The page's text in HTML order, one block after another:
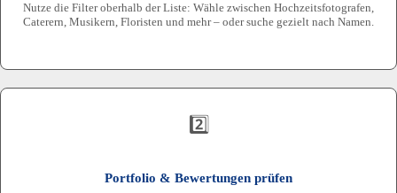
Nutze die Filter oberhalb der Liste: Wähle zwischen Hochzeitsfotografen,
Caterern, Musikern, Floristen und mehr – oder suche gezielt nach Namen.
2️⃣
Portfolio & Bewertungen prüfen